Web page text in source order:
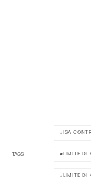
TAGS
ISA
LIMITE DI
LIMITE DI